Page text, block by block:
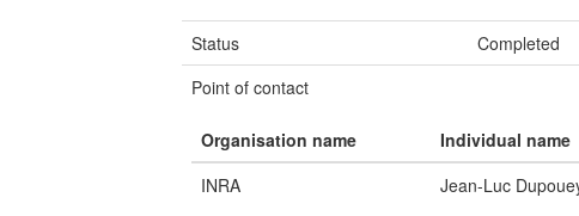
Status
Completed
Point of contact
Organisation name Individual name
INRA
Jean-Luc